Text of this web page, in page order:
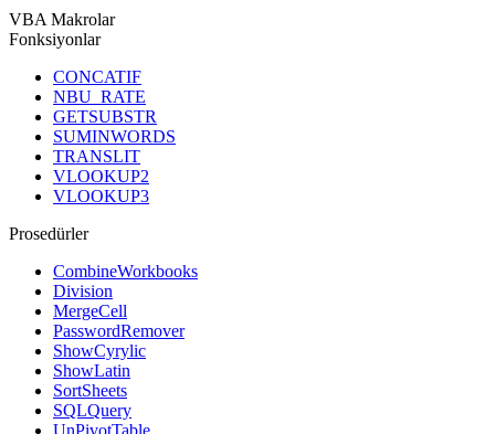
VBA Makrolar
Fonksiyonlar
CONCATIF
NBU_RATE
GETSUBSTR
SUMINWORDS
TRANSLIT
VLOOKUP2
VLOOKUP3
Prosedürler
CombineWorkbooks
Division
MergeCell
PasswordRemover
ShowCyrylic
ShowLatin
SortSheets
SQLQuery